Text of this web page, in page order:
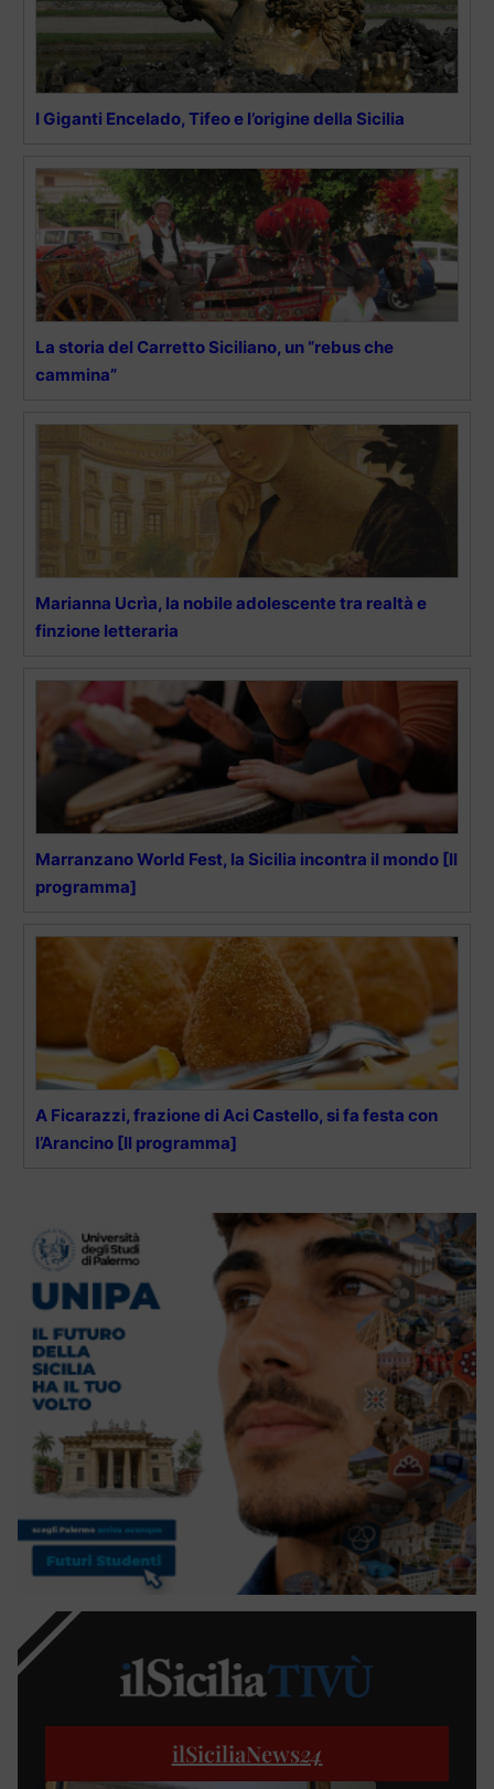
I Giganti Encelado, Tifeo e l’origine della Sicilia
La storia del Carretto Siciliano, un “rebus che
cammina”
Marianna Ucrìa, la nobile adolescente tra realtà e
finzione letteraria
Marranzano World Fest, la Sicilia incontra il mondo [Il
programma]
A Ficarazzi, frazione di Aci Castello, si fa festa con
l’Arancino [Il programma]
ilSiciliaNews24